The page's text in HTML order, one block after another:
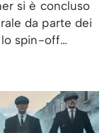
si è concluso
da parte dei
spin-off…